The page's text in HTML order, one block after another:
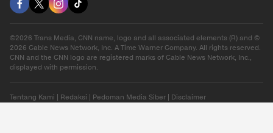
©2026 Trans Media, CNN name, logo and all associated elements (R) and ©
2026 Cable News Network, Inc. A Time Warner Company. All rights reserved.
CNN and the CNN logo are registered marks of Cable News Network, Inc.,
displayed with permission.
Tentang Kami Redaksi Pedoman Media Siber Disclaimer